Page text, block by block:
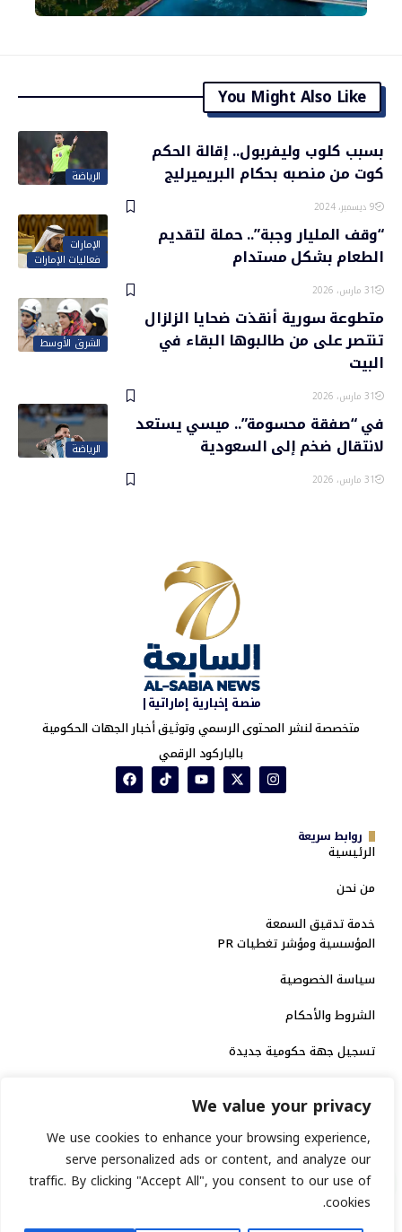
We value your privacy
We use cookies to enhance your browsing experience,
serve personalized ads or content, and analyze our
traffic. By clicking "Accept All", you consent to our use of
cookies.
You Might Also Like
الرياضة
بسبب كلوب وليفربول.. إقالة الحكم
كوت من منصبه بحكام البريميرليج
9 ديسمبر، 2024
الإمارات
فعاليات الإمارات
“وقف المليار وجبة”.. حملة لتقديم
الطعام بشكل مستدام
31 مارس، 2026
الشرق الأوسط
متطوعة سورية أنقذت ضحايا الزلزال
تنتصر على من طالبوها البقاء في
البيت
31 مارس، 2026
الرياضة
في “صفقة محسومة”.. ميسي يستعد
لانتقال ضخم إلى السعودية
31 مارس، 2026
منصة إخبارية إماراتية|
متخصصة لنشر المحتوى الرسمي وتوثيق أخبار الجهات الحكومية
بالباركود الرقمي
روابط سريعة
الرئيسية
من نحن
خدمة تدقيق السمعة
المؤسسية ومؤشر تغطيات PR
سياسة الخصوصية
الشروط والأحكام
تسجيل جهة حكومية جديدة
الاعتماد الرسمي
منصة إخبارية مرخصة
انشر خبرك